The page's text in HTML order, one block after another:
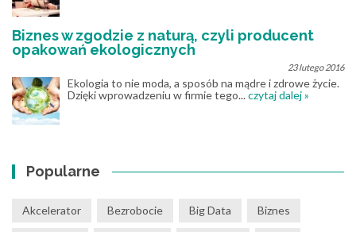
Biznes w zgodzie z naturą, czyli producent
opakowań ekologicznych
23 lutego 2016
Ekologia to nie moda, a sposób na mądre i zdrowe życie.
Dzięki wprowadzeniu w firmie tego...czytaj dalej »
Popularne
Akcelerator Bezrobocie Big Data Biznes